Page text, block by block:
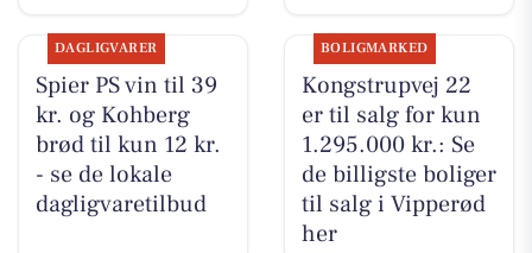
DAGLIGVARER
Spier PS vin til 39
kr. og Kohberg
brød til kun 12 kr.
- se de lokale
dagligvaretilbud
BOLIGMARKED
Kongstrupvej 22
er til salg for kun
1.295.000 kr.: Se
de billigste boliger
til salg i Vipperød
her